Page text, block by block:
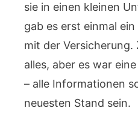
sie in einen kleinen
gab es erst einmal
mit der Versicherung.
alles, aber es war
– alle Informationen
neuesten Stand sein.